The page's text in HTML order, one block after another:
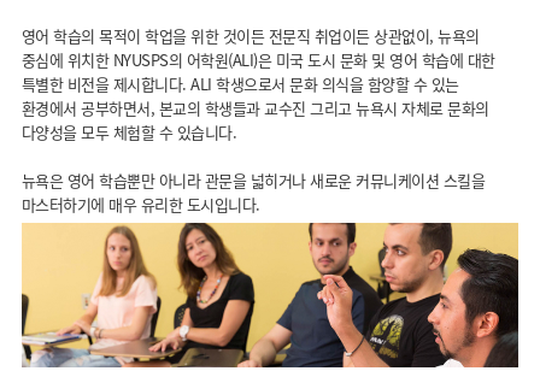
영어 학습의 목적이 학업을 위한 것이든 전문직 취업이든 상관없이, 뉴욕의
중심에 위치한 NYUSPS의 어학원(ALI)은 미국 도시 문화 및 영어 학습에 대한
특별한 비전을 제시합니다. ALI 학생으로서 문화 의식을 함양할 수 있는
환경에서 공부하면서, 본교의 학생들과 교수진 그리고 뉴욕시 자체로 문화의
다양성을 모두 체험할 수 있습니다.
뉴욕은 영어 학습뿐만 아니라 관문을 넓히거나 새로운 커뮤니케이션 스킬을
마스터하기에 매우 유리한 도시입니다.